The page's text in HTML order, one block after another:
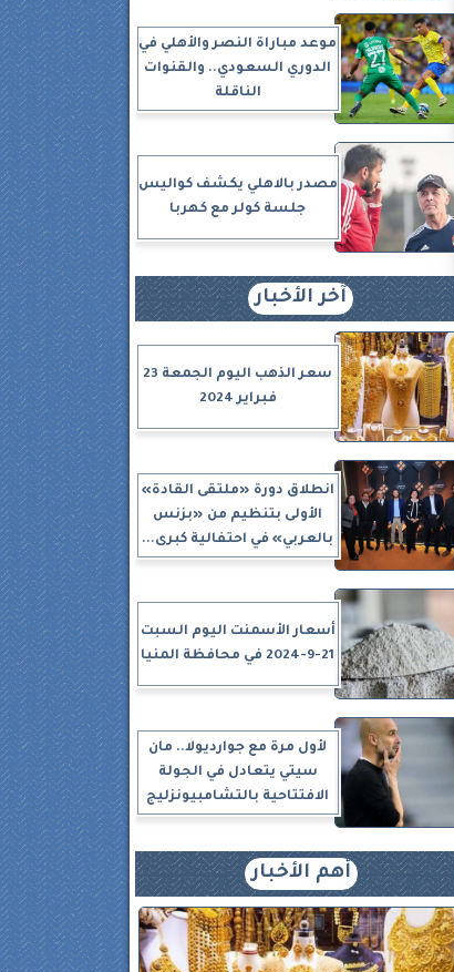
موعد مباراة النصر والأهلي في
الدوري السعودي.. والقنوات
الناقلة
مصدر بالاهلي يكشف كواليس
جلسة كولر مع كهربا
آخر الأخبار
سعر الذهب اليوم الجمعة 23
فبراير 2024
انطلاق دورة «ملتقى القادة»
الأولى بتنظيم من «بزنس
بالعربي» في احتفالية كبرى...
أسعار الأسمنت اليوم السبت
21-9-2024 في محافظة المنيا
لأول مرة مع جوارديولا.. مان
سيتي يتعادل في الجولة
الافتتاحية بالتشامبيونزليج
أهم الأخبار